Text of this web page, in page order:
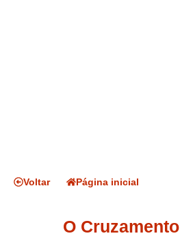
Voltar Página inicial
O Cruzamento